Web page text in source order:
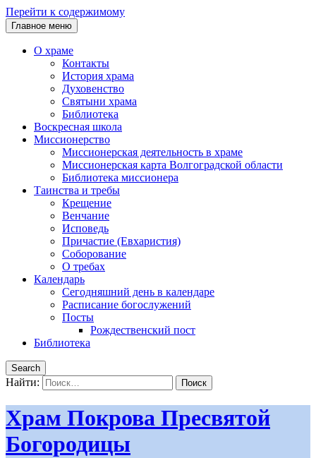
Перейти к содержимому
Главное меню
О храме
Контакты
История храма
Духовенство
Святыни храма
Библиотека
Воскресная школа
Миссионерство
Миссионерская деятельность в храме
Миссионерская карта Волгоградской области
Библиотека миссионера
Таинства и требы
Крещение
Венчание
Исповедь
Причастие (Евхаристия)
Соборование
О требах
Календарь
Сегодняшний день в календаре
Расписание богослужений
Посты
Рождественский пост
Библиотека
Search
Найти:
Храм Покрова Пресвятой
Богородицы